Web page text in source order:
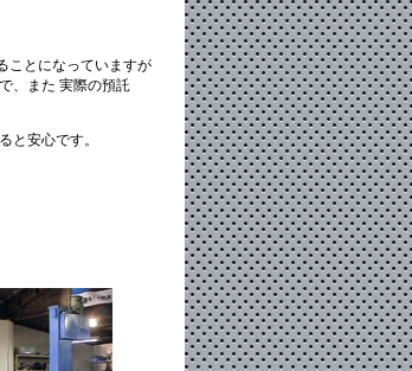
ことになっていますが
で、また 実際の預託
と安心です。